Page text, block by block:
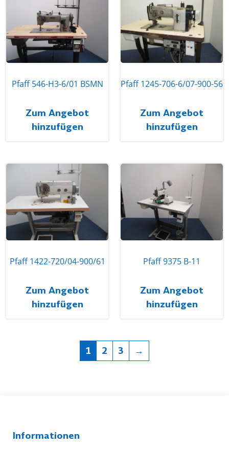
Pfaff 546-H3-6/01 BSMN
Zum Angebot
hinzufügen
Pfaff 1245-706-6/07-900-56
Zum Angebot
hinzufügen
Pfaff 1422-720/04-900/61
Zum Angebot
hinzufügen
Pfaff 9375 B-11
Zum Angebot
hinzufügen
1 2 3 →
Informationen